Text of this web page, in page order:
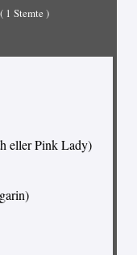
( 1 Stemte )
eller Pink Lady)